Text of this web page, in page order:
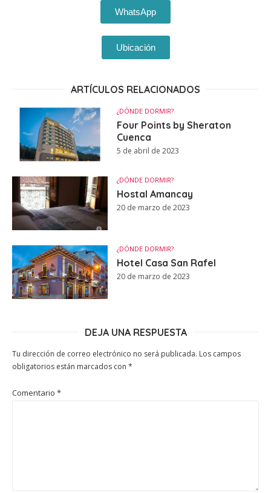
WhatsApp
Ubicación
ARTÍCULOS RELACIONADOS
¿DÓNDE DORMIR?
Four Points by Sheraton
Cuenca
5 de abril de 2023
¿DÓNDE DORMIR?
Hostal Amancay
20 de marzo de 2023
¿DÓNDE DORMIR?
Hotel Casa San Rafel
20 de marzo de 2023
DEJA UNA RESPUESTA
Tu dirección de correo electrónico no será publicada. Los campos
obligatorios están marcados con *
Comentario *